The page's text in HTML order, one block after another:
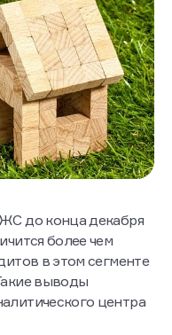
до конца декабря
более чем
в этом сегменте
выводы
центра